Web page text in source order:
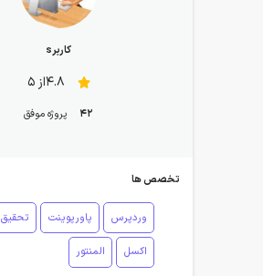
کاربرs
4.8از 5
42 پروژه موفق
تخصص ها
وردپرس پاورپوینت تحقیق
اکسل المنتور